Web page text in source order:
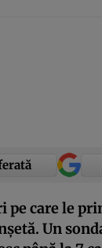
pe care le
Un